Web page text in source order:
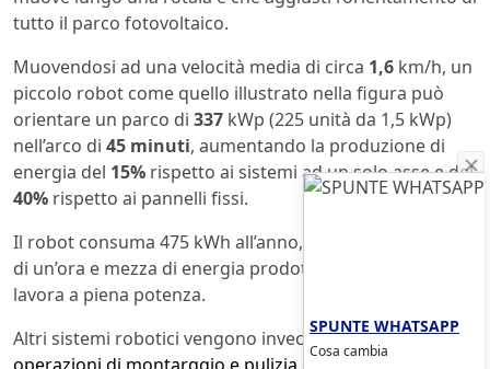
tutto il parco fotovoltaico.
Muovendosi ad una velocità media di circa 1,6 km/h, un
piccolo robot come quello illustrato nella figura può
orientare un parco di 337 kWp (225 unità da 1,5 kWp)
nell’arco di 45 minuti, aumentando la produzione di
energia del 15% rispetto ai sistemi ad un solo asse e del
40% rispetto ai pannelli fissi.
Il robot consuma 475 kWh all’anno, equivalenti a meno
di un’ora e mezza di energia prodotta dal parco quando
lavora a piena potenza.
Altri sistemi robotici vengono invece utilizzati per le
SPUNTE WHATSAPP
Cosa cambia